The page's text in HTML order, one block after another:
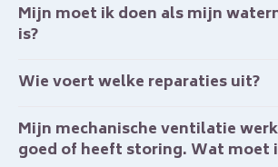
Mijn moet ik doen als mijn watermeter stuk
is?
Wie voert welke reparaties uit?
Mijn mechanische ventilatie werkt niet
goed of heeft storing. Wat moet